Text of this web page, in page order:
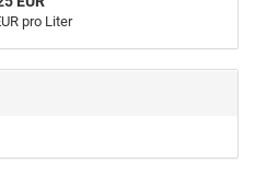
pro Liter